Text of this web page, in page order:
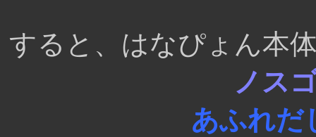
すると、はなぴょん本
ノス
あふれだ